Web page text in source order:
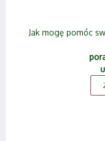
Jak mogę pomóc